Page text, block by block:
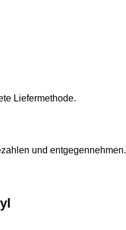
Liefermethode.
und entgegennehmen.